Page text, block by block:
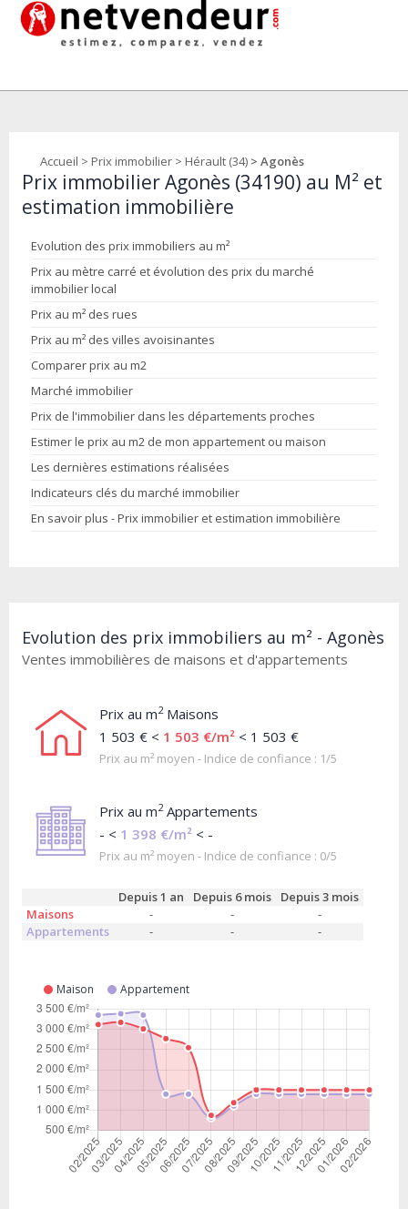
Accueil > Prix immobilier > Hérault (34) > Agonès
Prix immobilier Agonès (34190) au M² et
estimation immobilière
Evolution des prix immobiliers au m²
Prix au mètre carré et évolution des prix du marché
immobilier local
Prix au m² des rues
Prix au m² des villes avoisinantes
Comparer prix au m2
Marché immobilier
Prix de l'immobilier dans les départements proches
Estimer le prix au m2 de mon appartement ou maison
Les dernières estimations réalisées
Indicateurs clés du marché immobilier
En savoir plus - Prix immobilier et estimation immobilière
Evolution des prix immobiliers au m² - Agonès
Ventes immobilières de maisons et d'appartements
Prix au m2Maisons
1 503 € < 1 503 €/m² < 1 503 €
Prix au m² moyen - Indice de confiance : 1/5
Prix au m2Appartements
- < 1 398 €/m² < -
Prix au m² moyen - Indice de confiance : 0/5
Depuis 1 an Depuis 6 mois
Depuis 3 mois
Maisons
- -
-
Appartements
- - -
Maison Appartement